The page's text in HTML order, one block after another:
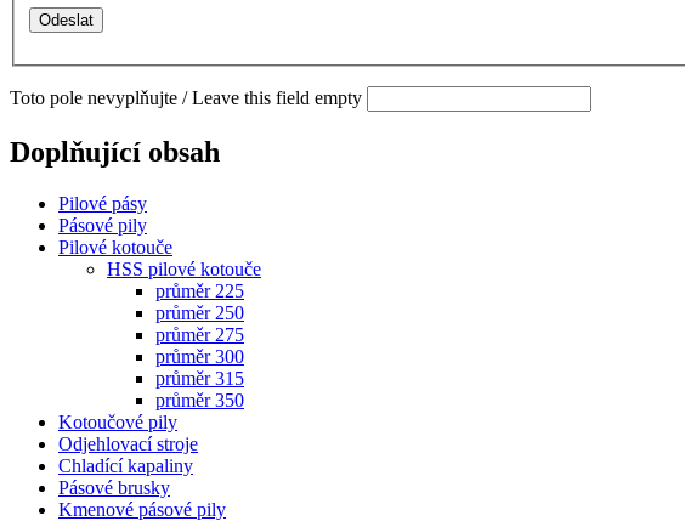
Toto pole nevyplňujte / Leave this field empty
Doplňující obsah
Pilové pásy
Pásové pily
Pilové kotouče
HSS pilové kotouče
průměr 225
průměr 250
průměr 275
průměr 300
průměr 315
průměr 350
Kotoučové pily
Odjehlovací stroje
Chladící kapaliny
Pásové brusky
Kmenové pásové pily